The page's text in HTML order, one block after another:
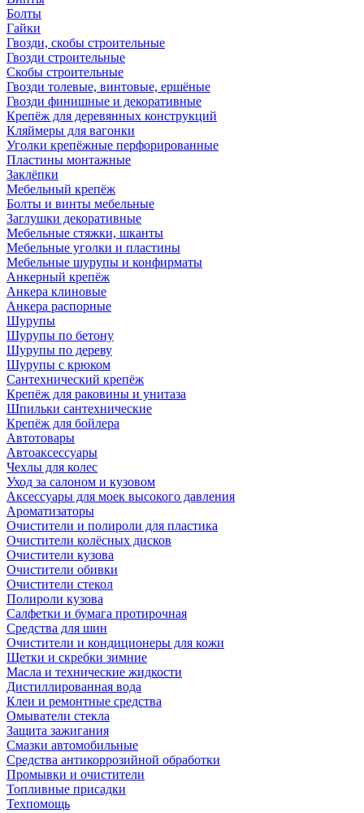
Болты
Гайки
Гвозди, скобы строительные
Гвозди строительные
Скобы строительные
Гвозди толевые, винтовые, ершёные
Гвозди финишные и декоративные
Крепёж для деревянных конструкций
Кляймеры для вагонки
Уголки крепёжные перфорированные
Пластины монтажные
Заклёпки
Мебельный крепёж
Болты и винты мебельные
Заглушки декоративные
Мебельные стяжки, шканты
Мебельные уголки и пластины
Мебельные шурупы и конфирматы
Анкерный крепёж
Анкера клиновые
Анкера распорные
Шурупы
Шурупы по бетону
Шурупы по дереву
Шурупы с крюком
Сантехнический крепёж
Крепёж для раковины и унитаза
Шпильки сантехнические
Крепёж для бойлера
Автотовары
Автоаксессуары
Чехлы для колес
Уход за салоном и кузовом
Аксессуары для моек высокого давления
Ароматизаторы
Очистители и полироли для пластика
Очистители колёсных дисков
Очистители кузова
Очистители обивки
Очистители стекол
Полироли кузова
Салфетки и бумага протирочная
Средства для шин
Очистители и кондиционеры для кожи
Щетки и скребки зимние
Масла и технические жидкости
Дистиллированная вода
Клеи и ремонтные средства
Омыватели стекла
Защита зажигания
Смазки автомобильные
Средства антикоррозийной обработки
Промывки и очистители
Топливные присадки
Техпомощь